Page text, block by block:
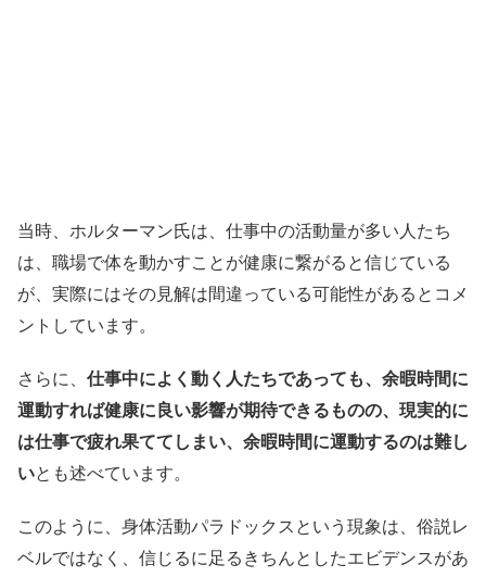
当時、ホルターマン氏は、仕事中の活動量が多い人たち
は、職場で体を動かすことが健康に繋がると信じている
が、実際にはその見解は間違っている可能性があるとコメ
ントしています。
さらに、 仕事中によく動く人たちであっても、余暇時間に
運動すれば健康に良い影響が期待できるものの、現実的に
は仕事で疲れ果ててしまい、余暇時間に運動するのは難し
いとも述べています。
このように、身体活動パラドックスという現象は、俗説レ
ベルではなく、信じるに足るきちんとしたエビデンスがあ